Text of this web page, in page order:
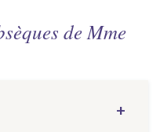
de Mme